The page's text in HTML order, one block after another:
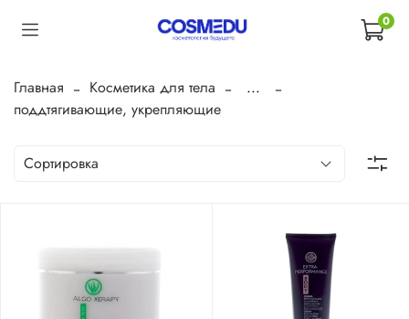
0
Главная Косметика для тела
...
поддтягивающие, укрепляющие